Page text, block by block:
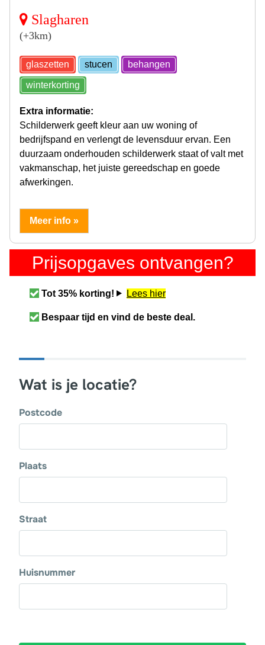
Slagharen
(+3km)
glaszetten stucen behangen
winterkorting
Extra informatie:
Schilderwerk geeft kleur aan uw woning of
bedrijfspand en verlengt de levensduur ervan. Een
duurzaam onderhouden schilderwerk staat of valt met
vakmanschap, het juiste gereedschap en goede
afwerkingen.
Meer info »
Prijsopgaves ontvangen?
Tot 35% korting! Lees hier
Bespaar tijd en vind de beste deal.